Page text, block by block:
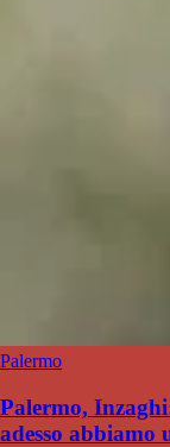
Palermo
Palermo,
adesso